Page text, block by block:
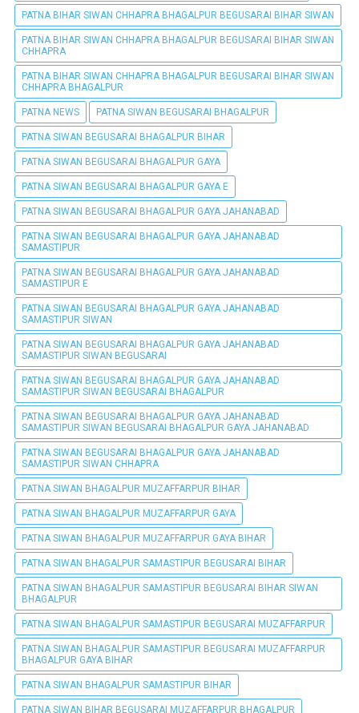
PATNA BIHAR SIWAN CHHAPRA BHAGALPUR BEGUSARAI BIHAR SIWAN
PATNA BIHAR SIWAN CHHAPRA BHAGALPUR BEGUSARAI BIHAR SIWAN
CHHAPRA
PATNA BIHAR SIWAN CHHAPRA BHAGALPUR BEGUSARAI BIHAR SIWAN
CHHAPRA BHAGALPUR
PATNA NEWS PATNA SIWAN BEGUSARAI BHAGALPUR
PATNA SIWAN BEGUSARAI BHAGALPUR BIHAR
PATNA SIWAN BEGUSARAI BHAGALPUR GAYA
PATNA SIWAN BEGUSARAI BHAGALPUR GAYA E
PATNA SIWAN BEGUSARAI BHAGALPUR GAYA JAHANABAD
PATNA SIWAN BEGUSARAI BHAGALPUR GAYA JAHANABAD
SAMASTIPUR
PATNA SIWAN BEGUSARAI BHAGALPUR GAYA JAHANABAD
SAMASTIPUR E
PATNA SIWAN BEGUSARAI BHAGALPUR GAYA JAHANABAD
SAMASTIPUR SIWAN
PATNA SIWAN BEGUSARAI BHAGALPUR GAYA JAHANABAD
SAMASTIPUR SIWAN BEGUSARAI
PATNA SIWAN BEGUSARAI BHAGALPUR GAYA JAHANABAD
SAMASTIPUR SIWAN BEGUSARAI BHAGALPUR
PATNA SIWAN BEGUSARAI BHAGALPUR GAYA JAHANABAD
SAMASTIPUR SIWAN BEGUSARAI BHAGALPUR GAYA JAHANABAD
PATNA SIWAN BEGUSARAI BHAGALPUR GAYA JAHANABAD
SAMASTIPUR SIWAN CHHAPRA
PATNA SIWAN BHAGALPUR MUZAFFARPUR BIHAR
PATNA SIWAN BHAGALPUR MUZAFFARPUR GAYA
PATNA SIWAN BHAGALPUR MUZAFFARPUR GAYA BIHAR
PATNA SIWAN BHAGALPUR SAMASTIPUR BEGUSARAI BIHAR
PATNA SIWAN BHAGALPUR SAMASTIPUR BEGUSARAI BIHAR SIWAN
BHAGALPUR
PATNA SIWAN BHAGALPUR SAMASTIPUR BEGUSARAI MUZAFFARPUR
PATNA SIWAN BHAGALPUR SAMASTIPUR BEGUSARAI MUZAFFARPUR
BHAGALPUR GAYA BIHAR
PATNA SIWAN BHAGALPUR SAMASTIPUR BIHAR
PATNA SIWAN BIHAR BEGUSARAI MUZAFFARPUR BHAGALPUR